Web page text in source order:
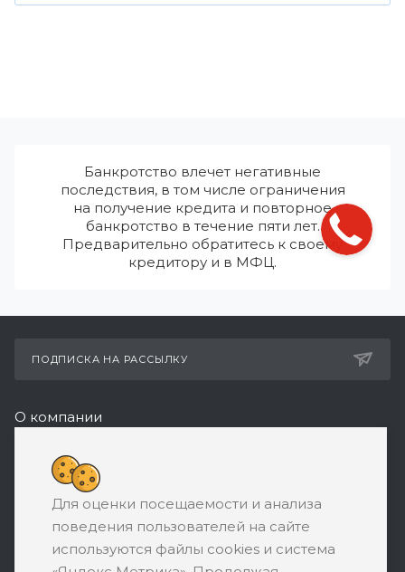
Банкротство влечет негативные
последствия, в том числе ограничения
на получение кредита и повторное
банкротство в течение пяти лет.
Предварительно обратитесь к своему
кредитору и в МФЦ.
ПОДПИСКА НА РАССЫЛКУ
О компании
Реквизиты
+7 (495) 532-05-11
ЗАКАЗАТЬ ЗВОНОК
support@ratingbankrotstva.ru
Для оценки посещаемости и анализа
поведения пользователей на сайте
используются файлы cookies и система